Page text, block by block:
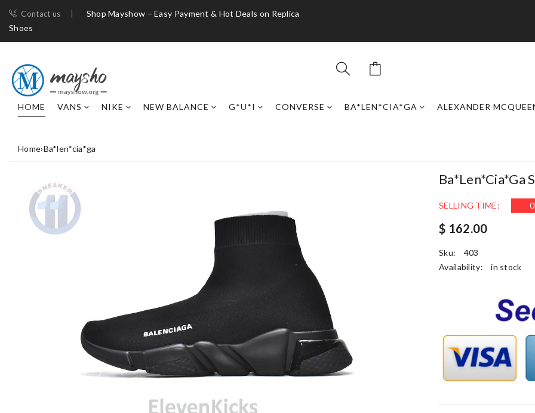
Contact us
Shop Mayshow – Easy Payment & Hot Deals on Replica
Shoes
HOME VANS NIKE NEW BALANCE G*U*I CONVERSE BA*LEN*CIA*GA ALEXANDER
Home›Ba*len*cia*ga
Ba*len*cia*ga
SELLING TIME: 0
$ 162.00
Sku:
403
Availability:
in stock